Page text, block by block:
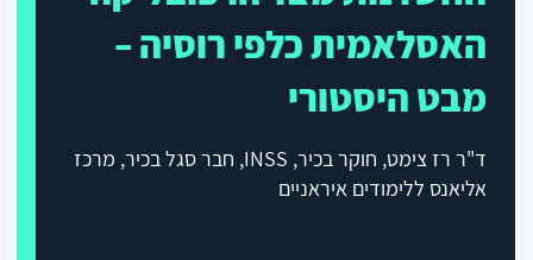
האסלאמית כלפי רוסיה –
מבט היסטורי
ד"ר רז צימט, חוקר בכיר, INSS, חבר סגל בכיר, מרכז
אליאנס ללימודים איראניים